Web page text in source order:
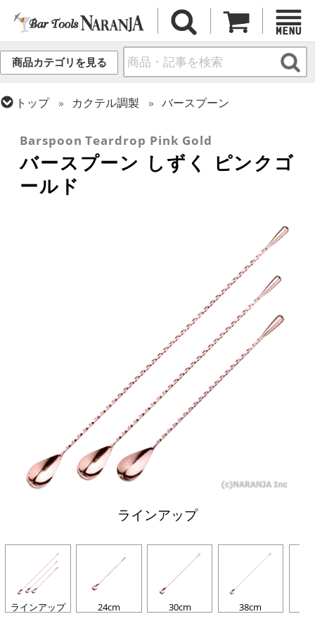
商品カテゴリを見る
トップ カクテル調製
バースプーン
Barspoon Teardrop Pink Gold
バースプーン しずく ピンクゴ
ールド
ラインアップ
ラインアップ 24cm 30cm 38cm